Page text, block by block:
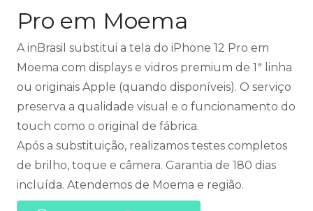
Pro em Moema
A inBrasil substitui a tela do iPhone 12 Pro em
Moema com displays e vidros premium de 1ª linha
ou originais Apple (quando disponíveis). O serviço
preserva a qualidade visual e o funcionamento do
touch como o original de fábrica.
Após a substituição, realizamos testes completos
de brilho, toque e câmera. Garantia de 180 dias
incluída. Atendemos de Moema e região.